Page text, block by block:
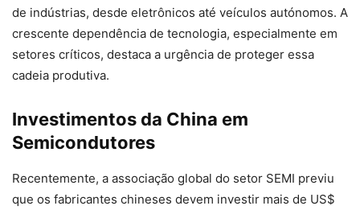
de indústrias, desde eletrônicos até veículos autónomos. A
crescente dependência de tecnologia, especialmente em
setores críticos, destaca a urgência de proteger essa
cadeia produtiva.
Investimentos da China em
Semicondutores
Recentemente, a associação global do setor SEMI previu
que os fabricantes chineses devem investir mais de US$